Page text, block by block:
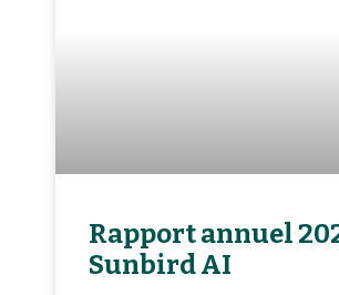
Rapport annuel
Sunbird AI